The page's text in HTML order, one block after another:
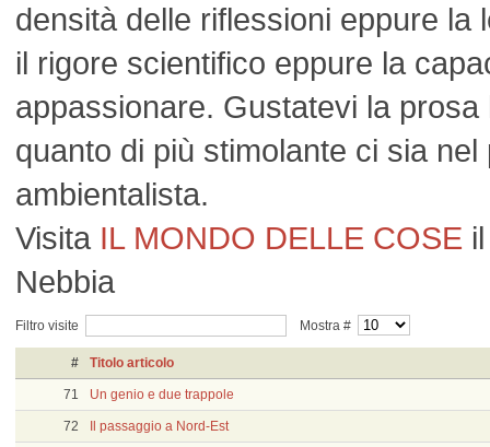
densità delle riflessioni eppure la
il rigore scientifico eppure la
appassionare. Gustatevi la
quanto di più stimolante ci sia nel
ambientalista.
Visita IL MONDO DELLE COSE
Nebbia
Filtro visite Mostra #
# Titolo articolo
71 Un genio e due trappole
72 Il passaggio a Nord-Est